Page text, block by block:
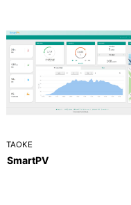
TAOKE
SmartPV